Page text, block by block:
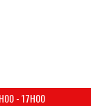
-17H00